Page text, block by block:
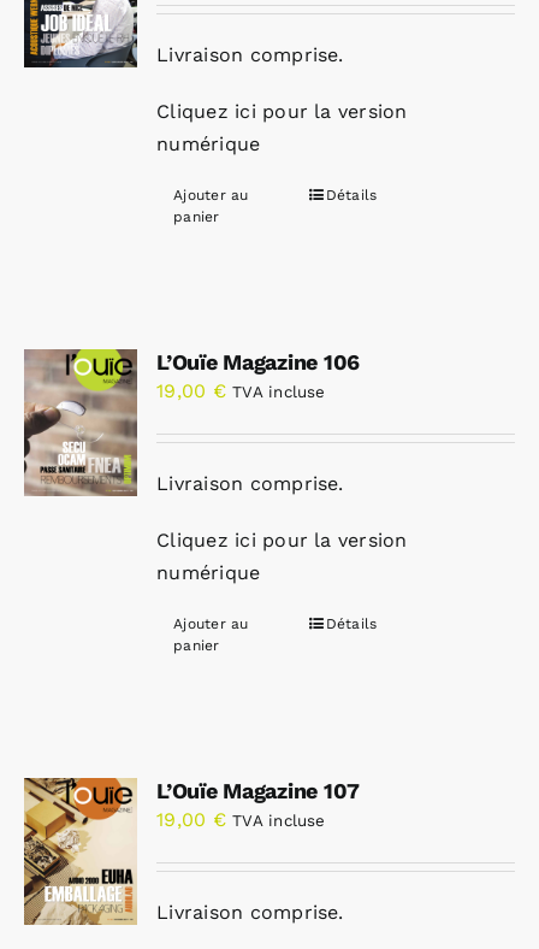
Livraison comprise.
Cliquez ici pour la version
numérique
Ajouter au
panier
Détails
L’Ouïe Magazine 106
19,00 € TVA incluse
Livraison comprise.
Cliquez ici pour la version
numérique
Ajouter au
panier
Détails
L’Ouïe Magazine 107
19,00 € TVA incluse
Livraison comprise.